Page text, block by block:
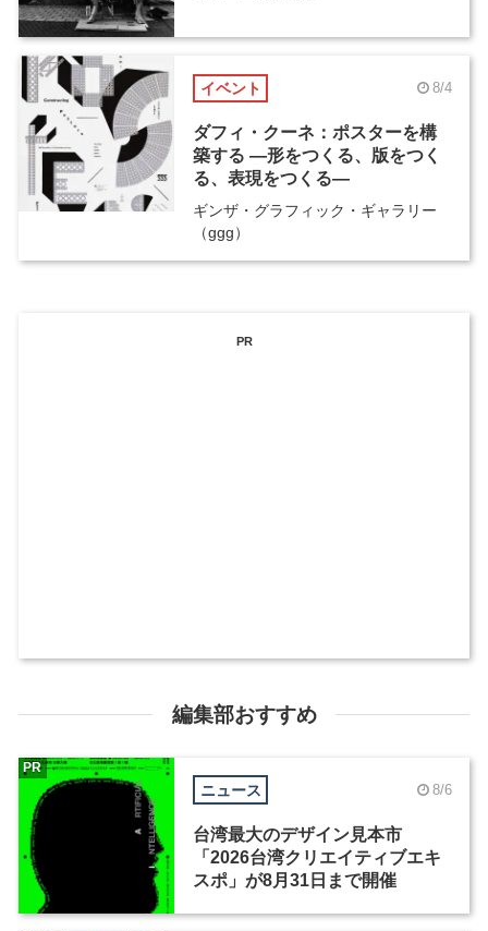
イベント 8/4
ダフィ・クーネ：ポスターを構
築する ―形をつくる、版をつく
る、表現をつくる―
ギンザ・グラフィック・ギャラリー
（ggg）
PR
編集部おすすめ
ニュース 8/6
台湾最大のデザイン見本市
「2026台湾クリエイティブエキ
スポ」が8月31日まで開催
PR